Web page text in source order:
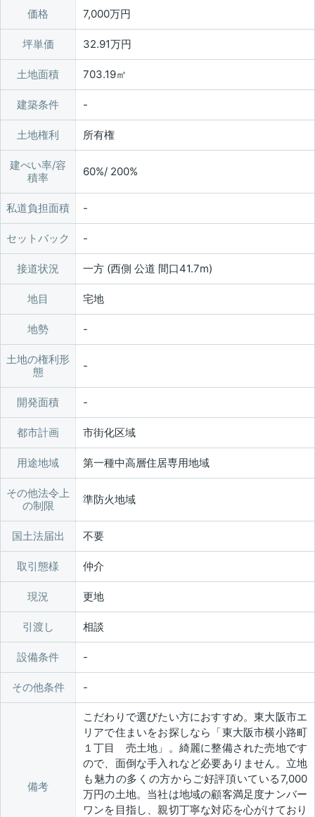
価格 7,000万円
坪単価 32.91万円
土地面積 703.19㎡
建築条件
土地権利 所有権
建ぺい率/容
積率
60%/ 200%
私道負担面積
セットバック
接道状況 一方 (西側 公道 間口41.7m)
地目 宅地
地勢
土地の権利形
態
開発面積
都市計画 市街化区域
用途地域 第一種中高層住居専用地域
その他法令上
の制限
準防火地域
国土法届出 不要
取引態様 仲介
現況 更地
引渡し 相談
設備条件
その他条件
備考
こだわりで選びたい方におすすめ。東大阪市エ
リアで住まいをお探しなら「東大阪市横小路町
１丁目 売土地」。綺麗に整備された売地です
ので、面倒な手入れなど必要ありません。立地
も魅力の多くの方からご好評頂いている7,000
万円の土地。当社は地域の顧客満足度ナンバー
ワンを目指し、親切丁寧な対応を心がけており